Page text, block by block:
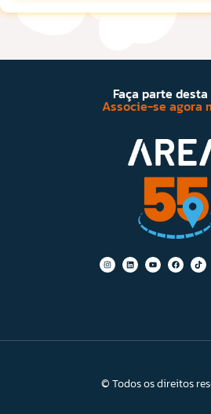
Faça parte desta
Associe-se agora
© Todos os direitos